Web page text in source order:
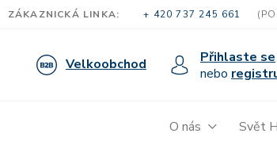
ZÁKAZNICKÁ LINKA: + 420 737 245 661
Velkoobchod
Přihlaste se
nebo
O nás Svět